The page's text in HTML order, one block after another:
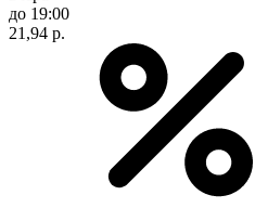
до 19:00
21,94 р.